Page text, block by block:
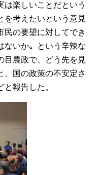
は楽しいことだという
を考えたいという意見
民の要望に対してでき
ないか〟という辛辣な
目農政で、どう先を見
、国の政策の不安定さ
報告した。